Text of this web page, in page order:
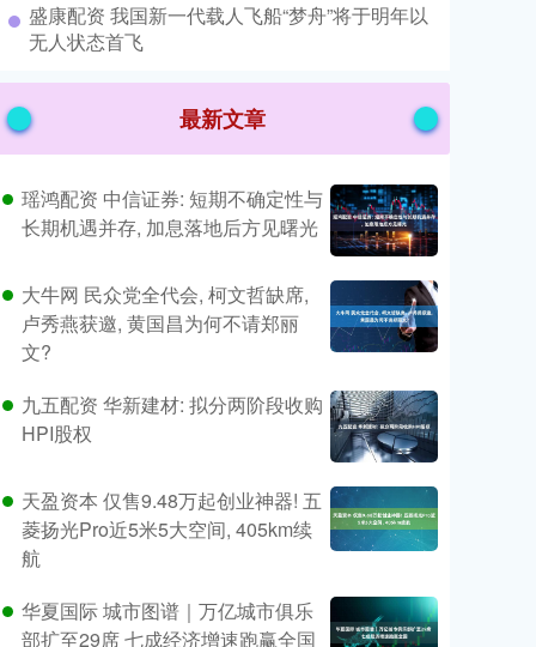
​盛康配资 我国新一代载人飞船“梦舟”将于明年以
无人状态首飞
最新文章
瑶鸿配资 中信证券: 短期不确定性与
长期机遇并存, 加息落地后方见曙光
大牛网 民众党全代会, 柯文哲缺席,
卢秀燕获邀, 黄国昌为何不请郑丽
文?
九五配资 华新建材: 拟分两阶段收购
HPI股权
天盈资本 仅售9.48万起创业神器! 五
菱扬光Pro近5米5大空间, 405km续
航
华夏国际 城市图谱｜万亿城市俱乐
部扩至29席 七成经济增速跑赢全国